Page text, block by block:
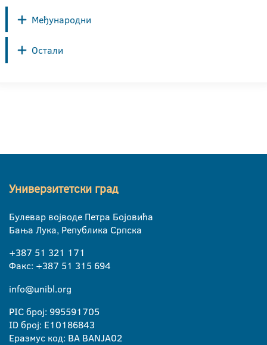
Међународни
Остали
Универзитетски град
Булевар војводе Петра Бојовића
Бања Лука, Република Српска
+387 51 321 171
Факс: +387 51 315 694
info@unibl.org
PIC број: 995591705
ID број: E10186843
Еразмус код: BA BANJA02